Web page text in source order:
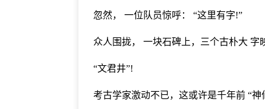
忽然， 一位队员惊呼： “这里有字!”
众人围拢， 一块石碑上，三个古朴大 字
“文君井”!
考古学家激动不已，这或许是千年前 “神